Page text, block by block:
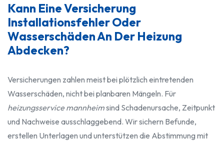
Kann Eine Versicherung
Installationsfehler Oder
Wasserschäden An Der Heizung
Abdecken?
Versicherungen zahlen meist bei plötzlich eintretenden
Wasserschäden, nicht bei planbaren Mängeln. Für
heizungsservice mannheimsind Schadenursache, Zeitpunkt
und Nachweise ausschlaggebend. Wir sichern Befunde,
erstellen Unterlagen und unterstützen die Abstimmung mit